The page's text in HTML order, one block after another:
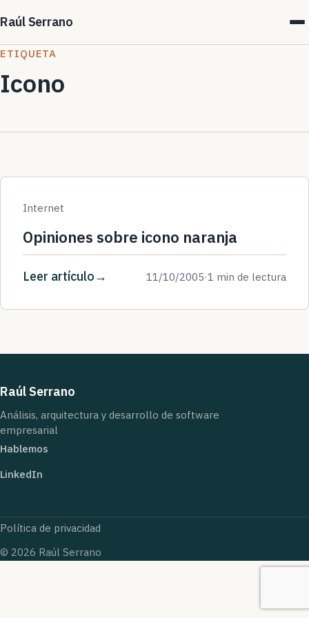
Raúl Serrano
ETIQUETA
Icono
Internet
Opiniones sobre icono naranja
Leer artículo 11/10/2005·1 min de lectura
Raúl Serrano
Análisis, arquitectura y desarrollo de software
empresarial
Hablemos
LinkedIn
Política de privacidad
© 2026 Raúl Serrano